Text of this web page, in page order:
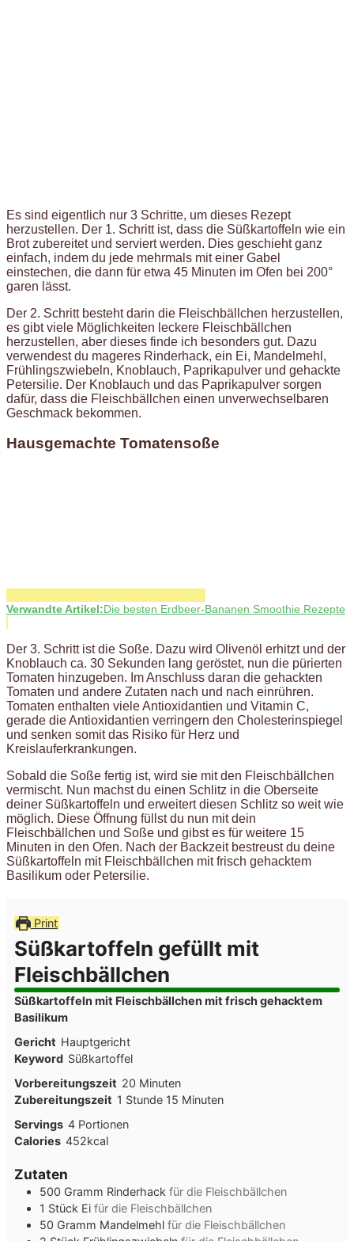
Es sind eigentlich nur 3 Schritte, um dieses Rezept
herzustellen. Der 1. Schritt ist, dass die Süßkartoffeln wie ein
Brot zubereitet und serviert werden. Dies geschieht ganz
einfach, indem du jede mehrmals mit einer Gabel
einstechen, die dann für etwa 45 Minuten im Ofen bei 200°
garen lässt.
Der 2. Schritt besteht darin die Fleischbällchen herzustellen,
es gibt viele Möglichkeiten leckere Fleischbällchen
herzustellen, aber dieses finde ich besonders gut. Dazu
verwendest du mageres Rinderhack, ein Ei, Mandelmehl,
Frühlingszwiebeln, Knoblauch, Paprikapulver und gehackte
Petersilie. Der Knoblauch und das Paprikapulver sorgen
dafür, dass die Fleischbällchen einen unverwechselbaren
Geschmack bekommen.
Hausgemachte Tomatensoße
Verwandte Artikel:Die besten Erdbeer-Bananen Smoothie Rezepte
Der 3. Schritt ist die Soße. Dazu wird Olivenöl erhitzt und der
Knoblauch ca. 30 Sekunden lang geröstet, nun die pürierten
Tomaten hinzugeben. Im Anschluss daran die gehackten
Tomaten und andere Zutaten nach und nach einrühren.
Tomaten enthalten viele Antioxidantien und Vitamin C,
gerade die Antioxidantien verringern den Cholesterinspiegel
und senken somit das Risiko für Herz und
Kreislauferkrankungen.
Sobald die Soße fertig ist, wird sie mit den Fleischbällchen
vermischt. Nun machst du einen Schlitz in die Oberseite
deiner Süßkartoffeln und erweitert diesen Schlitz so weit wie
möglich. Diese Öffnung füllst du nun mit dein
Fleischbällchen und Soße und gibst es für weitere 15
Minuten in den Ofen. Nach der Backzeit bestreust du deine
Süßkartoffeln mit Fleischbällchen mit frisch gehacktem
Basilikum oder Petersilie.
Print
Süßkartoffeln gefüllt mit
Fleischbällchen
Süßkartoffeln mit Fleischbällchen mit frisch gehacktem
Basilikum
Gericht Hauptgericht
Keyword Süßkartoffel
Vorbereitungszeit 20Minuten
Minuten
Zubereitungszeit 1 Stunde
Stunde 15Minuten
Minuten
Servings 4 Portionen
Calories 452kcal
Zutaten
500 Gramm Rinderhack für die Fleischbällchen
1 Stück Ei für die Fleischbällchen
50 Gramm Mandelmehl für die Fleischbällchen